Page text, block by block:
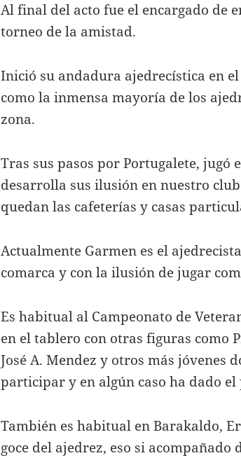
Al final del acto fue el encargado de
torneo de la amistad.
Inició su andadura ajedrecística en
como la inmensa mayoría de los
zona.
Tras sus pasos por Portugalete, jugó
desarrolla sus ilusión en nuestro
quedan las cafeterías y casas
Actualmente Garmen es el
comarca y con la ilusión de jugar
Es habitual al Campeonato de
en el tablero con otras figuras como
José A. Mendez y otros más jóvenes
participar y en algún caso ha dado el
También es habitual en Barakaldo,
goce del ajedrez, eso si acompañado